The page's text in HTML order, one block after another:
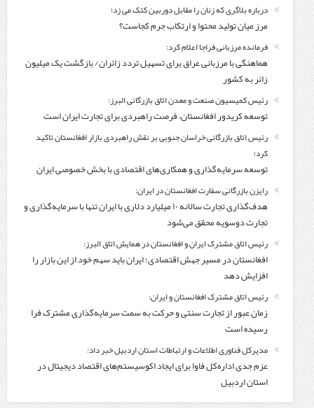
درباره بلاگری که زنان را مقابل دوربین کتک می زد؛
مرز میان تولید محتوا و ارتکاب جرم کجاست؟
فرمانده مرزبانی فراجا اعلام کرد:
هماهنگی با مرزبانی عراق برای تسهیل تردد زائران/ بازگشت یک میلیون
زائر به کشور
رئیس کمیسیون صنعت و معدن اتاق بازرگانی البرز:
توسعه کریدور افغانستان، فرصت راهبردی برای تجارت ایران است
رئیس اتاق بازرگانی خراسان جنوبی بر نقش راهبردی بازار افغانستان تاکید
کرد؛
توسعه سرمایه‌گذاری و همکاری‌های اقتصادی با بخش خصوصی ایران
رایزن بازرگانی سفارت افغانستان در ایران:
هدف‌گذاری تجارت سالانه ۱۰ میلیارد دلاری با ایران تنها با سرمایه‌گذاری و
تجارت دوسویه محقق می‌شود
رئیس اتاق مشترک ایران و افغانستان در همایش اتاق البرز:
افغانستان در مسیر جهش اقتصادی؛ ایران باید سهم خود از این بازار را
افزایش دهد
رئیس اتاق مشترک افغانستان و ایران:
زمان عبور از تجارت سنتی و حرکت به سمت سرمایه‌گذاری مشترک فرا
رسیده است
مدیرکل فناوری اطلاعات و ارتباطات استان اردبیل خبر داد:
عزم جدی اداره‌کل فاوا برای ایجاد اکوسیستم‌های اقتصاد دیجیتال در
استان اردبیل